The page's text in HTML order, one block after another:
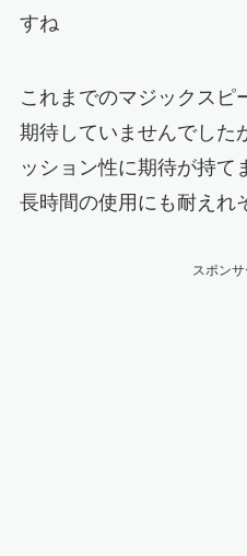
すね
これまでのマジックスピ
期待していませんでした
ッション性に期待が持て
長時間の使用にも耐えれ
スポン